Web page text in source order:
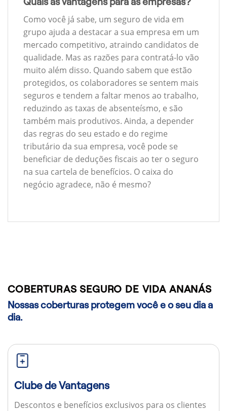
Como você já sabe, um seguro de vida em
grupo ajuda a destacar a sua empresa em um
mercado competitivo, atraindo candidatos de
qualidade. Mas as razões para contratá-lo vão
muito além disso. Quando sabem que estão
protegidos, os colaboradores se sentem mais
seguros e tendem a faltar menos ao trabalho,
reduzindo as taxas de absenteísmo, e são
também mais produtivos. Ainda, a depender
das regras do seu estado e do regime
tributário da sua empresa, você pode se
beneficiar de deduções fiscais ao ter o seguro
na sua cartela de benefícios. O caixa do
negócio agradece, não é mesmo?
COBERTURAS SEGURO DE VIDA ANANÁS
Nossas coberturas protegem você e o seu dia a
dia.
Clube de Vantagens
Descontos e benefícios exclusivos para os clientes